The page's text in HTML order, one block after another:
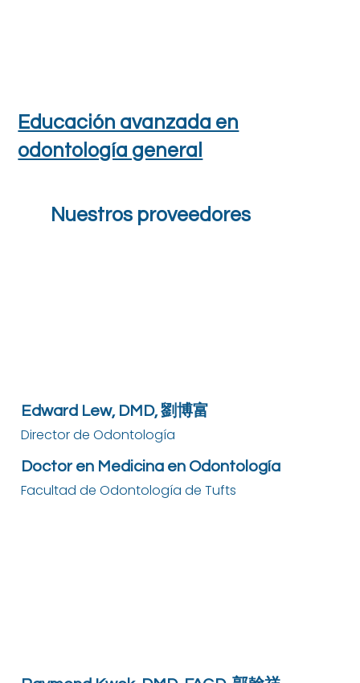
Educación avanzada en
odontología general
Nuestros proveedores
Edward Lew, DMD, 劉博富
Director de Odontología
Doctor en Medicina en Odontología
Facultad de Odontología de Tufts